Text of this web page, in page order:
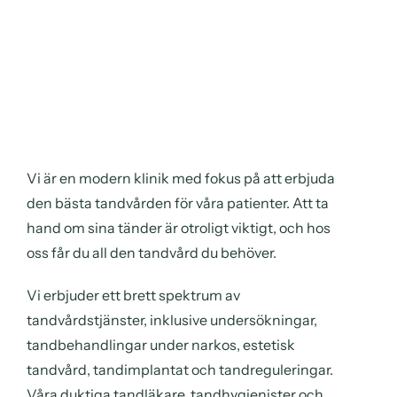
Vi är en modern klinik med fokus på att erbjuda
den bästa tandvården för våra patienter. Att ta
hand om sina tänder är otroligt viktigt, och hos
oss får du all den tandvård du behöver.
Vi erbjuder ett brett spektrum av
tandvårdstjänster, inklusive undersökningar,
tandbehandlingar under narkos, estetisk
tandvård, tandimplantat och tandreguleringar.